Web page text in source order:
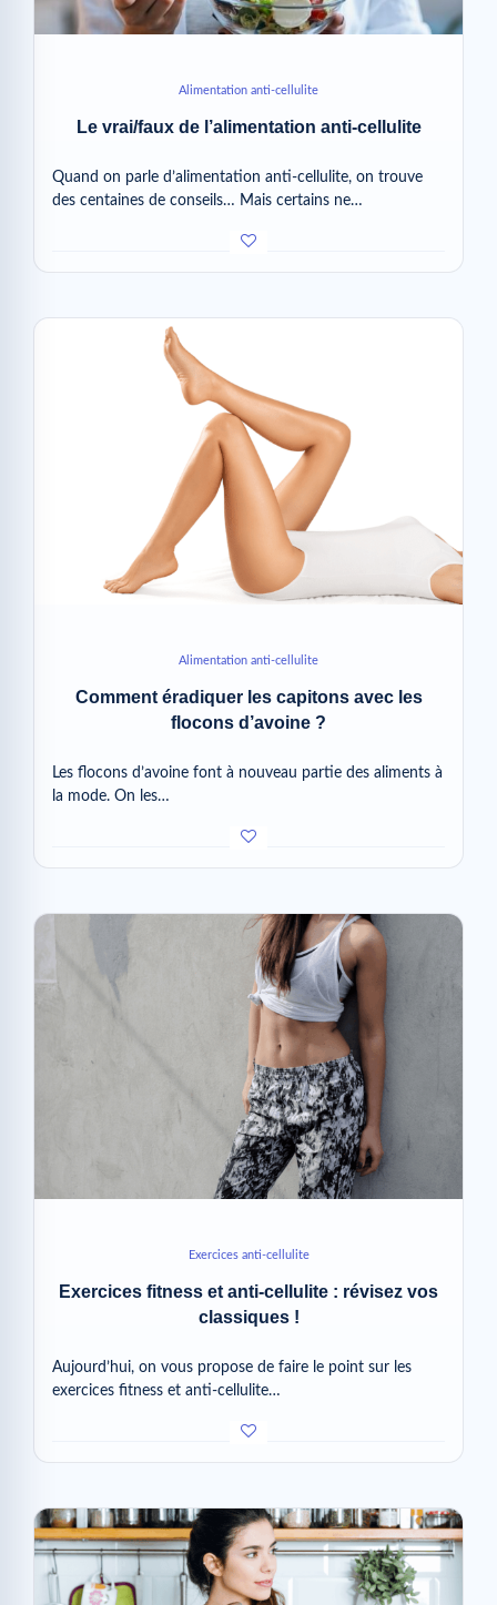
Alimentation anti-cellulite
Le vrai/faux de l’alimentation anti-cellulite
Quand on parle d’alimentation anti-cellulite, on trouve
des centaines de conseils… Mais certains ne…
Alimentation anti-cellulite
Comment éradiquer les capitons avec les
flocons d’avoine ?
Les flocons d’avoine font à nouveau partie des aliments à
la mode. On les…
Exercices anti-cellulite
Exercices fitness et anti-cellulite : révisez vos
classiques !
Aujourd’hui, on vous propose de faire le point sur les
exercices fitness et anti-cellulite…